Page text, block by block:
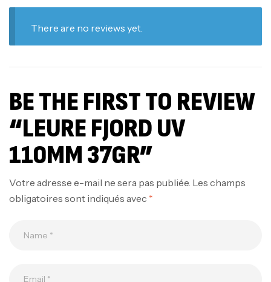
There are no reviews yet.
BE THE FIRST TO REVIEW
“LEURE FJORD UV
110MM 37GR”
Votre adresse e-mail ne sera pas publiée. Les champs
obligatoires sont indiqués avec *